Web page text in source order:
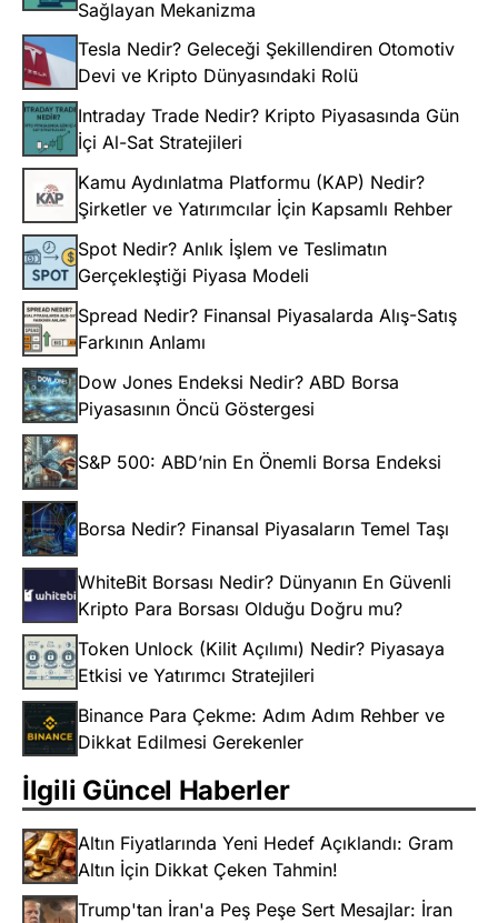
Sağlayan Mekanizma
Tesla Nedir? Geleceği Şekillendiren Otomotiv
Devi ve Kripto Dünyasındaki Rolü
Intraday Trade Nedir? Kripto Piyasasında Gün
İçi Al-Sat Stratejileri
Kamu Aydınlatma Platformu (KAP) Nedir?
Şirketler ve Yatırımcılar İçin Kapsamlı Rehber
Spot Nedir? Anlık İşlem ve Teslimatın
Gerçekleştiği Piyasa Modeli
Spread Nedir? Finansal Piyasalarda Alış-Satış
Farkının Anlamı
Dow Jones Endeksi Nedir? ABD Borsa
Piyasasının Öncü Göstergesi
S&P 500: ABD’nin En Önemli Borsa Endeksi
Borsa Nedir? Finansal Piyasaların Temel Taşı
WhiteBit Borsası Nedir? Dünyanın En Güvenli
Kripto Para Borsası Olduğu Doğru mu?
Token Unlock (Kilit Açılımı) Nedir? Piyasaya
Etkisi ve Yatırımcı Stratejileri
Binance Para Çekme: Adım Adım Rehber ve
Dikkat Edilmesi Gerekenler
İlgili Güncel Haberler
Altın Fiyatlarında Yeni Hedef Açıklandı: Gram
Altın İçin Dikkat Çeken Tahmin!
Trump'tan İran'a Peş Peşe Sert Mesajlar: İran